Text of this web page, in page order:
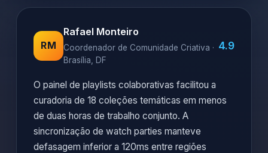
RM
Rafael Monteiro
Coordenador de Comunidade Criativa ·
Brasília, DF
4.9
O painel de playlists colaborativas facilitou a
curadoria de 18 coleções temáticas em menos
de duas horas de trabalho conjunto. A
sincronização de watch parties manteve
defasagem inferior a 120ms entre regiões